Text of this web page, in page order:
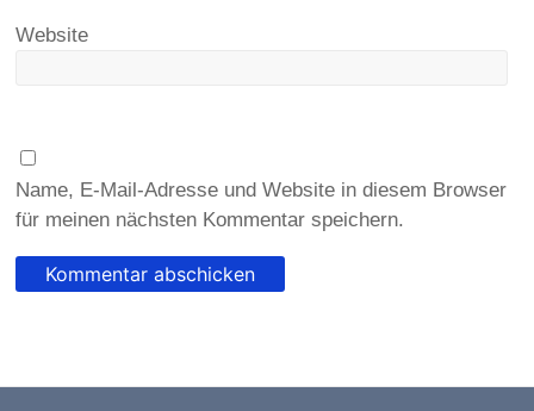
Website
Name, E-Mail-Adresse und Website in diesem Browser
für meinen nächsten Kommentar speichern.